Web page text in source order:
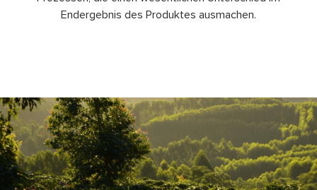
Endergebnis des Produktes ausmachen.